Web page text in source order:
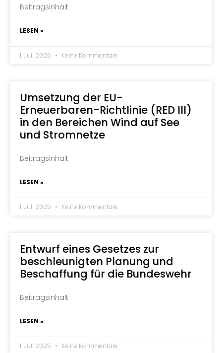
Beitragsinhalt
LESEN »
1. Juli 2025 Keine Kommentare
Umsetzung der EU-
Erneuerbaren-Richtlinie (RED III)
in den Bereichen Wind auf See
und Stromnetze
Beitragsinhalt
LESEN »
1. Juli 2025 Keine Kommentare
Entwurf eines Gesetzes zur
beschleunigten Planung und
Beschaffung für die Bundeswehr
Beitragsinhalt
LESEN »
1. Juli 2025 Keine Kommentare